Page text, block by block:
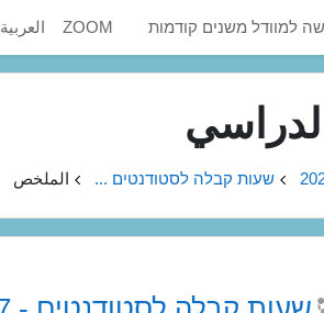
למוודל משנים קודמות ZOOM العربية ‎(ar)‎
שעות קבלה לסטודנטים ... الملخص